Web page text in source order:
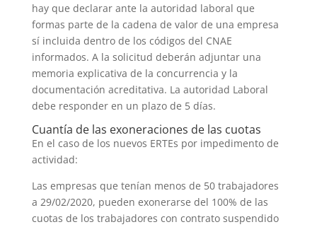
hay que declarar ante la autoridad laboral que
formas parte de la cadena de valor de una empresa
sí incluida dentro de los códigos del CNAE
informados. A la solicitud deberán adjuntar una
memoria explicativa de la concurrencia y la
documentación acreditativa. La autoridad Laboral
debe responder en un plazo de 5 días.
Cuantía de las exoneraciones de las cuotas
En el caso de los nuevos ERTEs por impedimento de
actividad:
Las empresas que tenían menos de 50 trabajadores
a 29/02/2020, pueden exonerarse del 100% de las
cuotas de los trabajadores con contrato suspendido